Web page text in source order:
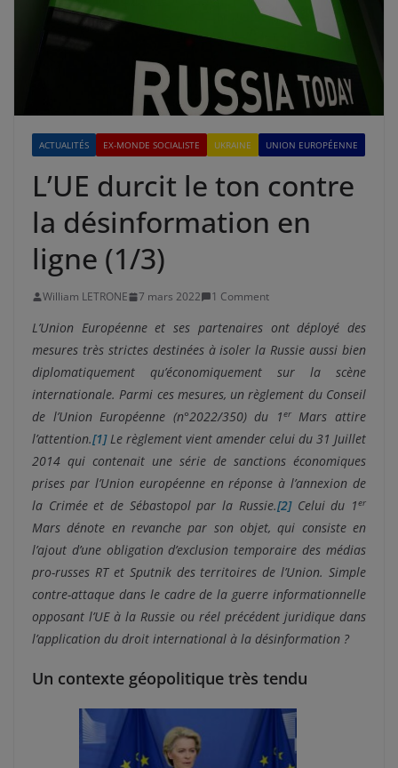
ACTUALITÉS EX-MONDE SOCIALISTE UKRAINE UNION EUROPÉENNE
L’UE durcit le ton contre
la désinformation en
ligne (1/3)
William LETRONE 7 mars 2022 1 Comment
L’Union Européenne et ses partenaires ont déployé des
mesures très strictes destinées à isoler la Russie aussi bien
diplomatiquement qu’économiquement sur la scène
internationale. Parmi ces mesures, un règlement du Conseil
de l’Union Européenne (n°2022/350) du 1erMars attire
l’attention.[1]Le règlement vient amender celui du 31 Juillet
2014 qui contenait une série de sanctions économiques
prises par l’Union européenne en réponse à l’annexion de
la Crimée et de Sébastopol par la Russie.[2]Celui du 1er
Mars dénote en revanche par son objet, qui consiste en
l’ajout d’une obligation d’exclusion temporaire des médias
pro-russes RT et Sputnik des territoires de l’Union. Simple
contre-attaque dans le cadre de la guerre informationnelle
opposant l’UE à la Russie ou réel précédent juridique dans
l’application du droit international à la désinformation ?
Un contexte géopolitique très tendu